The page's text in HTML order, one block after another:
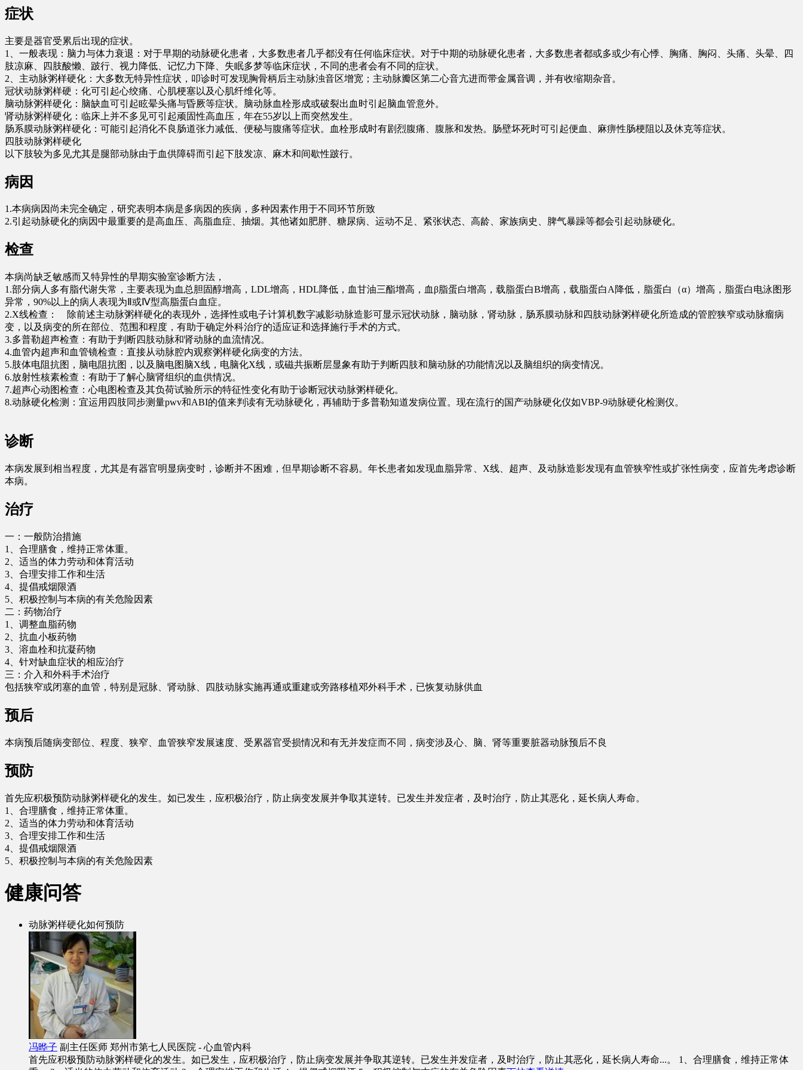
症状
主要是器官受累后出现的症状。
1、一般表现：脑力与体力衰退：对于早期的动脉硬化患者，大多数患者几乎都没有任何临床症状。对于中期的动脉硬化患者，大多数患者都或多或少有心悸、胸痛、胸闷、头痛、头晕、四
肢凉麻、四肢酸懒、跛行、视力降低、记忆力下降、失眠多梦等临床症状，不同的患者会有不同的症状。
2、主动脉粥样硬化：大多数无特异性症状，叩诊时可发现胸骨柄后主动脉浊音区增宽；主动脉瓣区第二心音亢进而带金属音调，并有收缩期杂音。
冠状动脉粥样硬：化可引起心绞痛、心肌梗塞以及心肌纤维化等。
脑动脉粥样硬化：脑缺血可引起眩晕头痛与昏厥等症状。脑动脉血栓形成或破裂出血时引起脑血管意外。
肾动脉粥样硬化：临床上并不多见可引起顽固性高血压，年在55岁以上而突然发生。
肠系膜动脉粥样硬化：可能引起消化不良肠道张力减低、便秘与腹痛等症状。血栓形成时有剧烈腹痛、腹胀和发热。肠壁坏死时可引起便血、麻痹性肠梗阻以及休克等症状。
四肢动脉粥样硬化
以下肢较为多见尤其是腿部动脉由于血供障碍而引起下肢发凉、麻木和间歇性跛行。
病因
1.本病病因尚未完全确定，研究表明本病是多病因的疾病，多种因素作用于不同环节所致
2.引起动脉硬化的病因中最重要的是高血压、高脂血症、抽烟。其他诸如肥胖、糖尿病、运动不足、紧张状态、高龄、家族病史、脾气暴躁等都会引起动脉硬化。
检查
本病尚缺乏敏感而又特异性的早期实验室诊断方法，
1.部分病人多有脂代谢失常，主要表现为血总胆固醇增高，LDL增高，HDL降低，血甘油三酯增高，血β脂蛋白增高，载脂蛋白B增高，载脂蛋白A降低，脂蛋白（α）增高，脂蛋白电泳图形
异常，90%以上的病人表现为Ⅱ或Ⅳ型高脂蛋白血症。
2.X线检查： 除前述主动脉粥样硬化的表现外，选择性或电子计算机数字减影动脉造影可显示冠状动脉，脑动脉，肾动脉，肠系膜动脉和四肢动脉粥样硬化所造成的管腔狭窄或动脉瘤病
变，以及病变的所在部位、范围和程度，有助于确定外科治疗的适应证和选择施行手术的方式。
3.多普勒超声检查：有助于判断四肢动脉和肾动脉的血流情况。
4.血管内超声和血管镜检查：直接从动脉腔内观察粥样硬化病变的方法。
5.肢体电阻抗图，脑电阻抗图，以及脑电图脑X线，电脑化X线，或磁共振断层显象有助于判断四肢和脑动脉的功能情况以及脑组织的病变情况。
6.放射性核素检查：有助于了解心脑肾组织的血供情况。
7.超声心动图检查：心电图检查及其负荷试验所示的特征性变化有助于诊断冠状动脉粥样硬化。
8.动脉硬化检测：宜运用四肢同步测量pwv和ABI的值来判读有无动脉硬化，再辅助于多普勒知道发病位置。现在流行的国产动脉硬化仪如VBP-9动脉硬化检测仪。
诊断
本病发展到相当程度，尤其是有器官明显病变时，诊断并不困难，但早期诊断不容易。年长患者如发现血脂异常、X线、超声、及动脉造影发现有血管狭窄性或扩张性病变，应首先考虑诊断
本病。
治疗
一：一般防治措施
1、合理膳食，维持正常体重。
2、适当的体力劳动和体育活动
3、合理安排工作和生活
4、提倡戒烟限酒
5、积极控制与本病的有关危险因素
二：药物治疗
1、调整血脂药物
2、抗血小板药物
3、溶血栓和抗凝药物
4、针对缺血症状的相应治疗
三：介入和外科手术治疗
包括狭窄或闭塞的血管，特别是冠脉、肾动脉、四肢动脉实施再通或重建或旁路移植邓外科手术，已恢复动脉供血
预后
本病预后随病变部位、程度、狭窄、血管狭窄发展速度、受累器官受损情况和有无并发症而不同，病变涉及心、脑、肾等重要脏器动脉预后不良
预防
首先应积极预防动脉粥样硬化的发生。如已发生，应积极治疗，防止病变发展并争取其逆转。已发生并发症者，及时治疗，防止其恶化，延长病人寿命。
1、合理膳食，维持正常体重。
2、适当的体力劳动和体育活动
3、合理安排工作和生活
4、提倡戒烟限酒
5、积极控制与本病的有关危险因素
健康问答
动脉粥样硬化如何预防
冯晔子 副主任医师 郑州市第七人民医院 - 心血管内科
首先应积极预防动脉粥样硬化的发生。如已发生，应积极治疗，防止病变发展并争取其逆转。已发生并发症者，及时治疗，防止其恶化，延长病人寿命...。 1、合理膳食，维持正常体